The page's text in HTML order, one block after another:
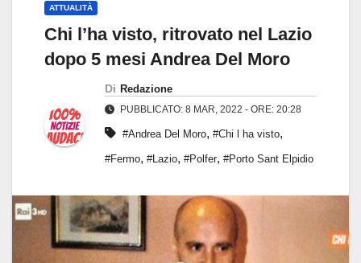
ATTUALITÀ
Chi l’ha visto, ritrovato nel Lazio
dopo 5 mesi Andrea Del Moro
Di Redazione
PUBBLICATO: 8 MAR, 2022 - ORE: 20:28
#Andrea Del Moro, #Chi l ha visto,
#Fermo, #Lazio, #Polfer, #Porto Sant Elpidio